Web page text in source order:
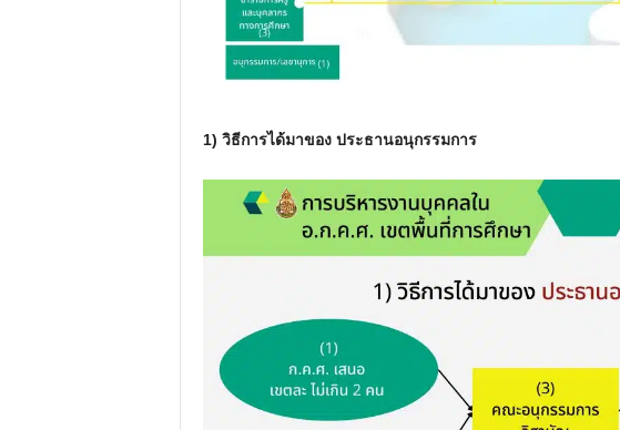
1) วิธีการได้มาของ ประธานอนุกรรมการ